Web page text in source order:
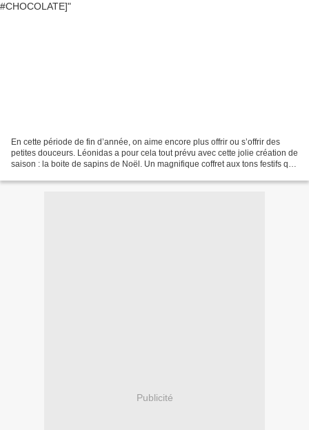
En cette période de fin d’année, on aime encore plus offrir ou s’offrir des
petites douceurs. Léonidas a pour cela tout prévu avec cette jolie création de
saison : la boite de sapins de Noël. Un magnifique coffret aux tons festifs qui
Publicité